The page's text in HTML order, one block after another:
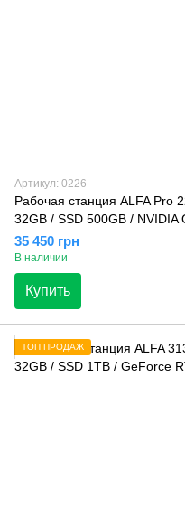
Артикул: 0226
Рабочая станция ALFA Pro
32GB / SSD 500GB / NVIDIA
35 450 грн
В наличии
Купить
ТОП ПРОДАЖ